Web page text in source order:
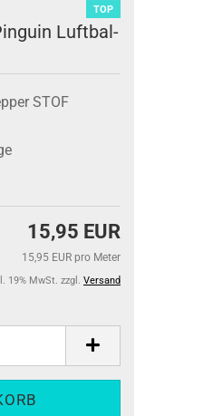
TOP
Luft­bal­
STOF
15,95 EUR
15,95 EUR pro Meter
19% MwSt. zzgl. Versand